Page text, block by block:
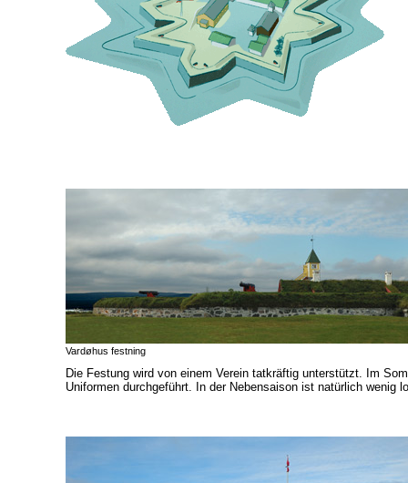
Vardøhus festning
Die Festung wird von einem Verein tatkräftig unterstützt. Im
Uniformen durchgeführt. In der Nebensaison ist natürlich wenig